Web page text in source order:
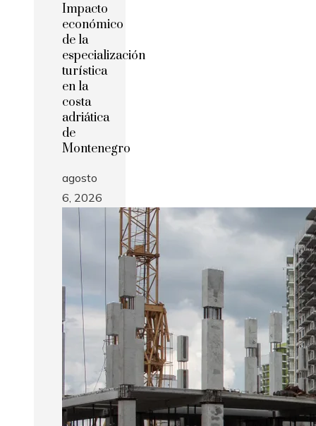
Impacto
económico
de la
especialización
turística
en la
costa
adriática
de
Montenegro
agosto
6, 2026